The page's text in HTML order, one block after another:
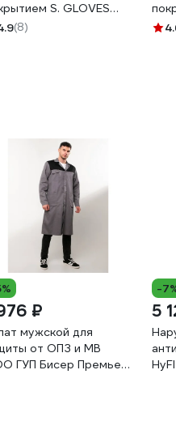
S. GLOVES
RED" красные,
(8)
₽
мужской для
от ОПЗ и МВ
ГУП Бисер Премьер
-
5